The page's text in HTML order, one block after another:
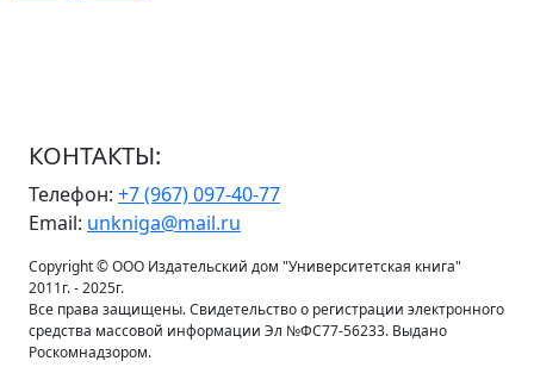
КОНТАКТЫ:
Телефон: +7 (967) 097-40-77
Email: unkniga@mail.ru
Copyright © ООО Издательский дом "Университетская книга"
2011г. - 2025г.
Все права защищены. Свидетельство о регистрации электронного
средства массовой информации Эл №ФС77-56233. Выдано
Роскомнадзором.